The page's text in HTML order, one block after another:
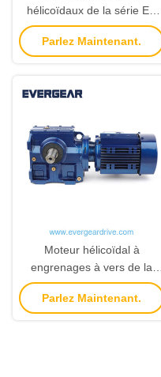
hélicoïdaux de la série ES
durable avec une autonomie
de puissance de 0,18 kW à
plusieurs options de
Parlez Maintenant.
Moteur hélicoïdal à
engrenages à vers de la
série ES
Parlez Maintenant.